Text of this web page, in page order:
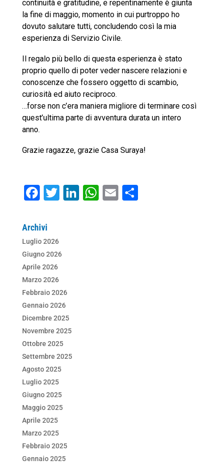
continuità e gratitudine, e repentinamente è giunta
la fine di maggio, momento in cui purtroppo ho
dovuto salutare tutti, concludendo così la mia
esperienza di Servizio Civile.
Il regalo più bello di questa esperienza è stato
proprio quello di poter veder nascere relazioni e
conoscenze che fossero oggetto di scambio,
curiosità ed aiuto reciproco.
…forse non c’era maniera migliore di terminare così
quest’ultima parte di avventura durata un intero
anno.
Grazie ragazze, grazie Casa Suraya!
F
c
e
b
o
o
k
T
Li
W
E
Archivi
Luglio 2026
Giugno 2026
Aprile 2026
Marzo 2026
Febbraio 2026
Gennaio 2026
Dicembre 2025
Novembre 2025
Ottobre 2025
Settembre 2025
Agosto 2025
Luglio 2025
Giugno 2025
Maggio 2025
Aprile 2025
Marzo 2025
Febbraio 2025
Gennaio 2025